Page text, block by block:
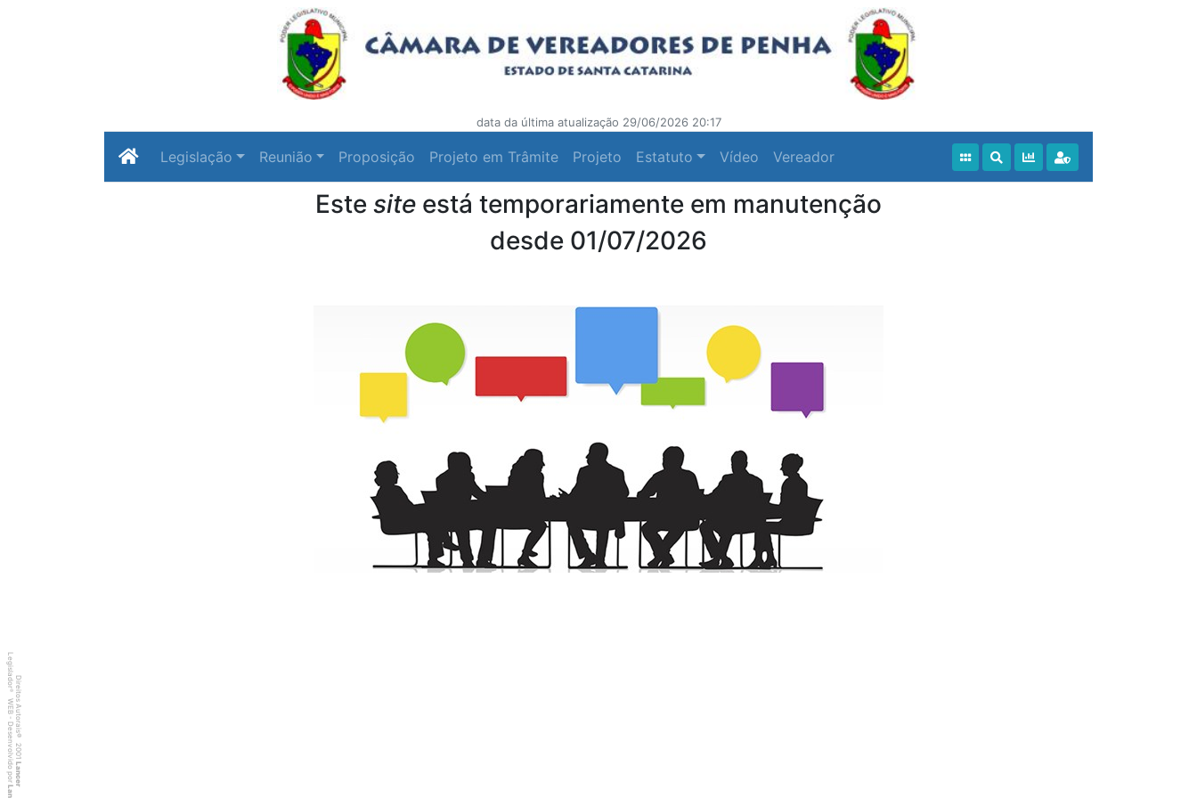
data da última atualização 29/06/2026 20:17
Legislação Reunião Proposição Projeto em Trâmite Projeto Estatuto Vídeo Vereador
Este site está temporariamente em manutenção
desde 01/07/2026
Direitos Autorais
©
2001
Lancer
Legislador
®
WEB - Desenvolvido por